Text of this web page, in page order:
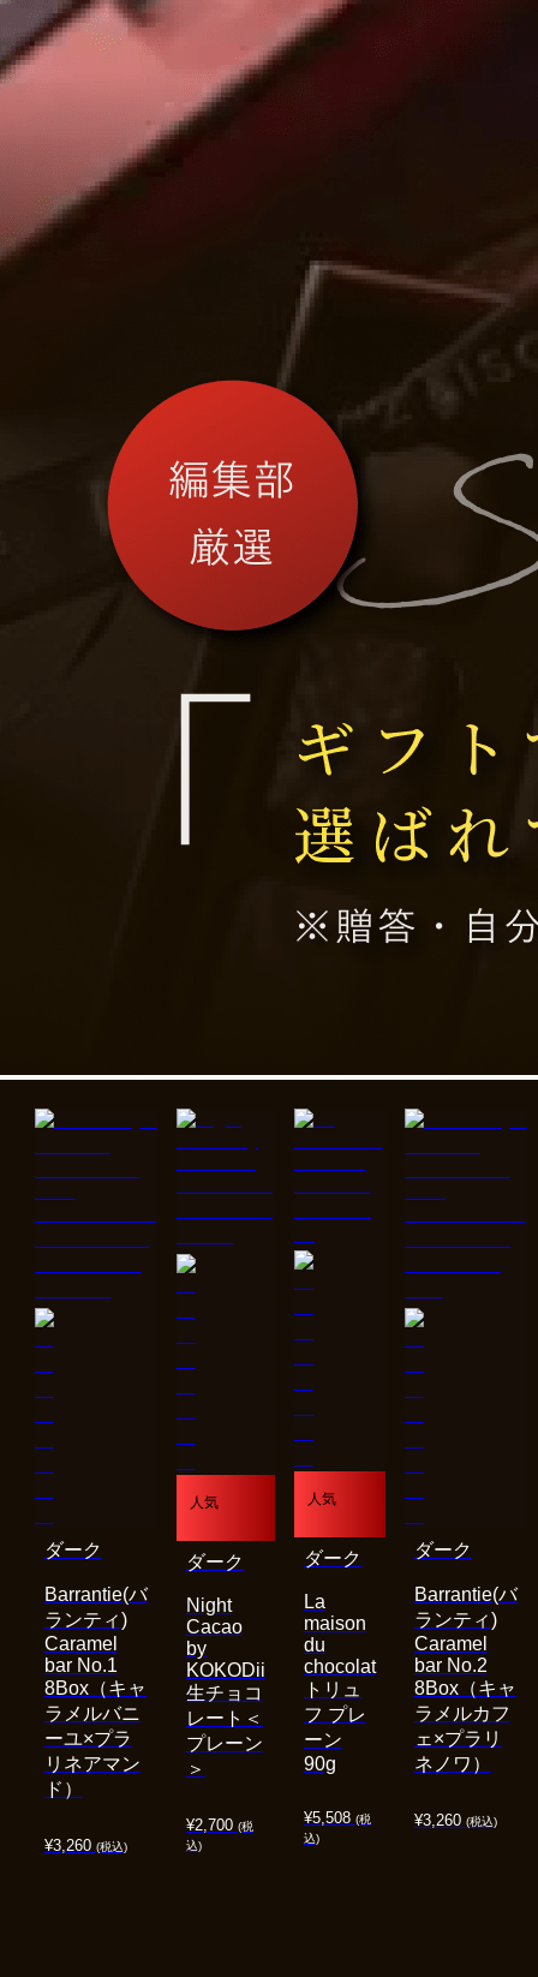
¥3,260 (税込)
Barrantie(バ
ランティ)
Caramel
bar No.1
8Box（キャ
ラメルバニ
ーユ×プラ
リネアマン
ド）
ダーク
人気
¥2,700 (税
込)
Night
Cacao
by
KOKODii
生チョコ
レート＜
プレーン
＞
ダーク
人気
¥5,508 (税
込)
La
maison
du
chocolat
トリュ
フ プレ
ーン
90g
ダーク
¥3,260 (税込)
Barrantie(バ
ランティ)
Caramel
bar No.2
8Box（キャ
ラメルカフ
ェ×プラリ
ネノワ）
ダーク